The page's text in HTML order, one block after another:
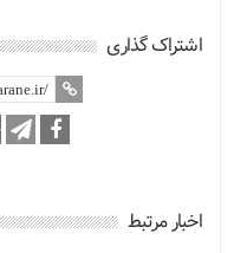
اشتراک گذاری
اخبار مرتبط